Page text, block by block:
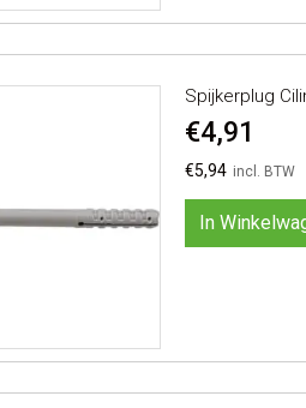
Spijkerplug
€5,94
€4,91
In